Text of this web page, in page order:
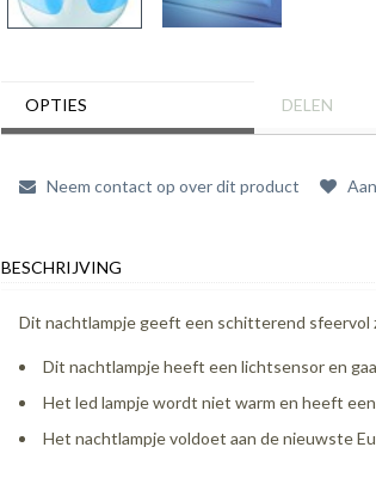
OPTIES DELEN
Neem contact op over dit product
BESCHRIJVING
Dit nachtlampje geeft een schitterend sfeervol
Dit nachtlampje heeft een lichtsensor en
Het led lampje wordt niet warm en heeft
Het nachtlampje voldoet aan de nieuwste